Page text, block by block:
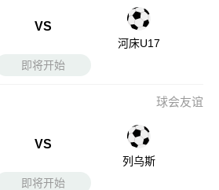
VS
河床U17
即将开始
球会友谊
VS
列乌斯
即将开始